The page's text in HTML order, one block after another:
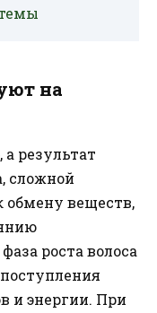
на
а результат
сложной
обмену веществ,
роста волоса
и энергии. При